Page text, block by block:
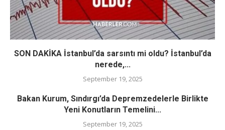
SON DAKİKA İstanbul’da sarsıntı mi oldu? İstanbul’da
nerede,...
September 19, 2025
Bakan Kurum, Sındırgı’da Depremzedelerle Birlikte
Yeni Konutların Temelini...
September 19, 2025